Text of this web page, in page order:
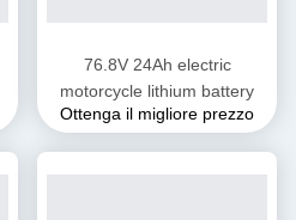
76.8V 24Ah electric
motorcycle lithium battery
Ottenga il migliore prezzo